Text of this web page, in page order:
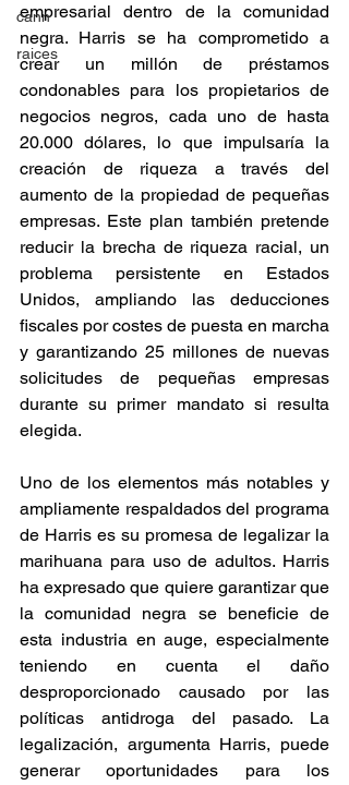
cann
raices
empresarial dentro de la comunidad
negra. Harris se ha comprometido a
crear un millón de préstamos
condonables para los propietarios de
negocios negros, cada uno de hasta
20.000 dólares, lo que impulsaría la
creación de riqueza a través del
aumento de la propiedad de pequeñas
empresas. Este plan también pretende
reducir la brecha de riqueza racial, un
problema persistente en Estados
Unidos, ampliando las deducciones
fiscales por costes de puesta en marcha
y garantizando 25 millones de nuevas
solicitudes de pequeñas empresas
durante su primer mandato si resulta
elegida.
Uno de los elementos más notables y
ampliamente respaldados del programa
de Harris es su promesa de legalizar la
marihuana para uso de adultos. Harris
ha expresado que quiere garantizar que
la comunidad negra se beneficie de
esta industria en auge, especialmente
teniendo en cuenta el daño
desproporcionado causado por las
políticas antidroga del pasado. La
legalización, argumenta Harris, puede
generar oportunidades para los